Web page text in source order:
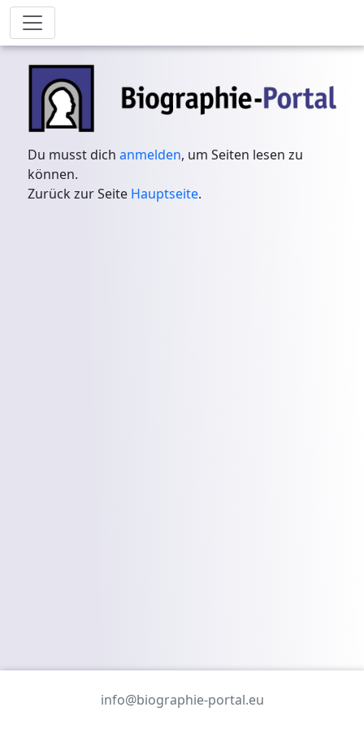
Du musst dichanmelden, um Seiten lesen zu
können.
Zurück zur Seite Hauptseite.
info@biographie-portal.eu